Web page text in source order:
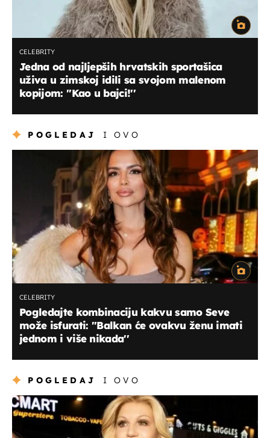
CELEBRITY
Jedna od najljepših hrvatskih sportašica
uživa u zimskoj idili sa svojom malenom
kopijom: ''Kao u bajci!''
POGLEDAJ I OVO
CELEBRITY
Pogledajte kombinaciju kakvu samo Seve
može isfurati: ''Balkan će ovakvu ženu imati
jednom i više nikada''
POGLEDAJ I OVO